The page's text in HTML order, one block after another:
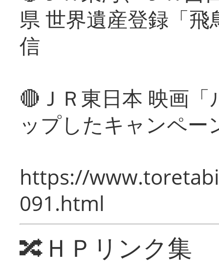
県 世界遺産登録「
信
🔴ＪＲ東日本 映画
ップしたキャンペー
https://
091.html
🔀ＨＰリンク集